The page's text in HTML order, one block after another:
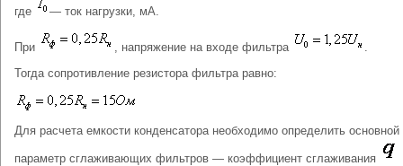
где — ток нагрузки, мА.
При , напряжение на входе фильтра
.
Тогда сопротивление резистора фильтра равно:
Для расчета емкости конденсатора необходимо определить основной
параметр сглаживающих фильтров — коэффициент сглаживания